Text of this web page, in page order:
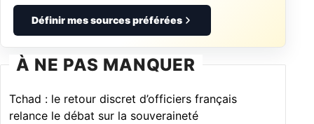
Définir mes sources préférées
À NE PAS MANQUER
Tchad : le retour discret d’officiers français
relance le débat sur la souveraineté